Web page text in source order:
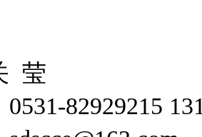
莹
82929215